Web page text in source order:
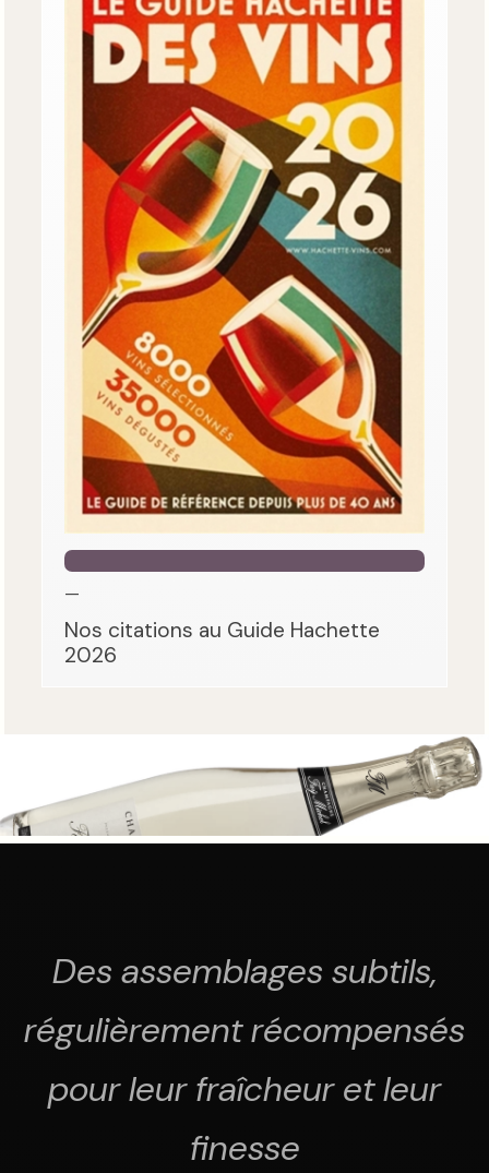
—
Nos citations au Guide Hachette
2026
Des assemblages subtils,
régulièrement récompensés
pour leur fraîcheur et leur
finesse